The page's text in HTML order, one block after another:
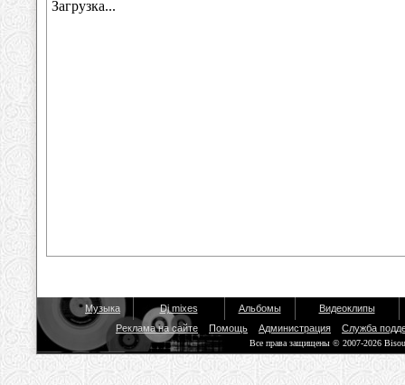
Музыка Dj mixes Альбомы
Видеоклипы
Реклама на сайте
Помощь Администрация Служба
Все права защищены © 2007-2026